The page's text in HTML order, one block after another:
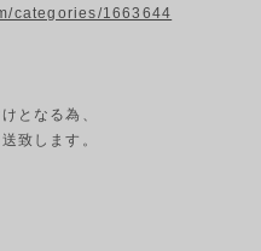
categories/1663644
となる為、
致します。